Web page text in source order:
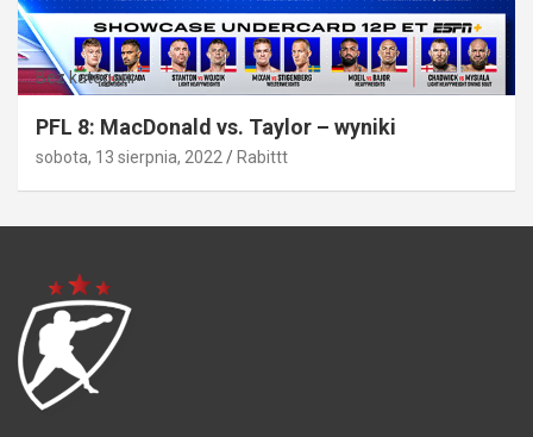
Bez kategorii
PFL 8: MacDonald vs. Taylor – wyniki
sobota, 13 sierpnia, 2022 Rabittt